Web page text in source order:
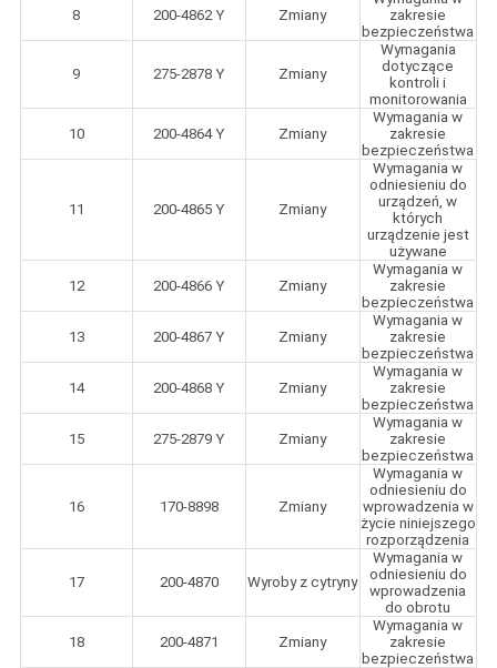
8 200-4862 Y Zmiany
zakresie
bezpieczeństwa
9 275-2878 Y Zmiany
Wymagania
dotyczące
kontroli i
monitorowania
10 200-4864 Y Zmiany
Wymagania w
zakresie
bezpieczeństwa
11 200-4865 Y Zmiany
Wymagania w
odniesieniu do
urządzeń, w
których
urządzenie jest
używane
12 200-4866 Y Zmiany
Wymagania w
zakresie
bezpieczeństwa
13 200-4867 Y Zmiany
Wymagania w
zakresie
bezpieczeństwa
14 200-4868 Y Zmiany
Wymagania w
zakresie
bezpieczeństwa
15 275-2879 Y Zmiany
Wymagania w
zakresie
bezpieczeństwa
16 170-8898 Zmiany
Wymagania w
odniesieniu do
wprowadzenia w
życie niniejszego
rozporządzenia
17 200-4870 Wyroby z cytryny
Wymagania w
odniesieniu do
wprowadzenia
do obrotu
18 200-4871 Zmiany
Wymagania w
zakresie
bezpieczeństwa